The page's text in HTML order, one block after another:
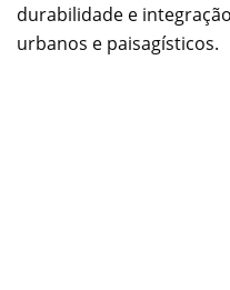
durabilidade e
urbanos e paisagísticos.